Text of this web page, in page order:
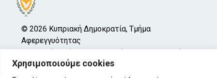
Χρησιμοποιούμε cookies
© 2026 Κυπριακή Δημοκρατία, Τμήμα
Αφερεγγυότητας
Υπουργείο Ενέργειας, Εμπορίου και Βιομηχανίας